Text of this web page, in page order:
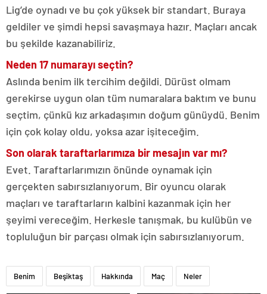
Lig’de oynadı ve bu çok yüksek bir standart. Buraya
geldiler ve şimdi hepsi savaşmaya hazır. Maçları ancak
bu şekilde kazanabiliriz.
Neden 17 numarayı seçtin?
Aslında benim ilk tercihim değildi. Dürüst olmam
gerekirse uygun olan tüm numaralara baktım ve bunu
seçtim, çünkü kız arkadaşımın doğum günüydü. Benim
için çok kolay oldu, yoksa azar işiteceğim.
Son olarak taraftarlarımıza bir mesajın var mı?
Evet. Taraftarlarımızın önünde oynamak için
gerçekten sabırsızlanıyorum. Bir oyuncu olarak
maçları ve taraftarların kalbini kazanmak için her
şeyimi vereceğim. Herkesle tanışmak, bu kulübün ve
topluluğun bir parçası olmak için sabırsızlanıyorum.
Benim Beşiktaş Hakkında Maç Neler